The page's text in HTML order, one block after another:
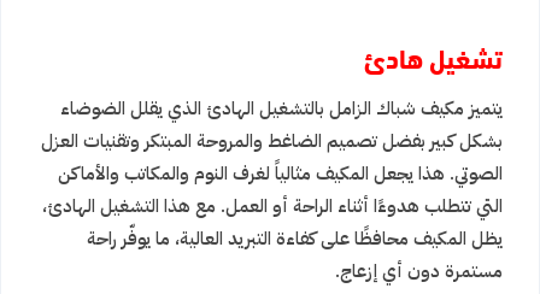
تشغيل هادئ
يتميز مكيف شباك الزامل بالتشغيل الهادئ الذي يقلل الضوضاء
بشكل كبير بفضل تصميم الضاغط والمروحة المبتكر وتقنيات العزل
الصوتي. هذا يجعل المكيف مثالياً لغرف النوم والمكاتب والأماكن
التي تتطلب هدوءًا أثناء الراحة أو العمل. مع هذا التشغيل الهادئ،
يظل المكيف محافظًا على كفاءة التبريد العالية، ما يوفّر راحة
مستمرة دون أي إزعاج.